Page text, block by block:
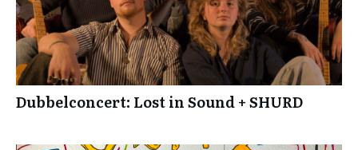
Dubbelconcert: Lost in Sound + SHURD